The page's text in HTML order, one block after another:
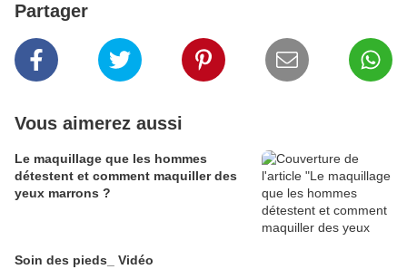
Partager
Vous aimerez aussi
Le maquillage que les hommes
détestent et comment maquiller des
yeux marrons ?
Soin des pieds_ Vidéo